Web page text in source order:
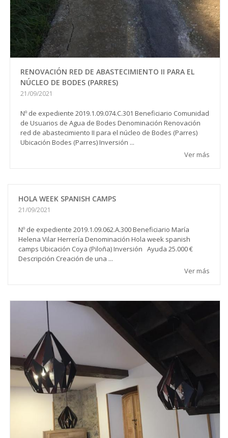
RENOVACIÓN RED DE ABASTECIMIENTO II PARA EL
NÚCLEO DE BODES (PARRES)
21/09/2021
Nº de expediente 2019.1.09.074.C.301 Beneficiario Comunidad
de Usuarios de Agua de Bodes Denominación Renovación
red de abastecimiento II para el núcleo de Bodes (Parres)
Ubicación Bodes (Parres) Inversión ...
Ver más
HOLA WEEK SPANISH CAMPS
21/09/2021
Nº de expediente 2019.1.09.062.A.300 Beneficiario María
Helena Vilar Herrería Denominación Hola week spanish
camps Ubicación Coya (Piloña) Inversión Ayuda 25.000 €
Descripción Creación de una ...
Ver más